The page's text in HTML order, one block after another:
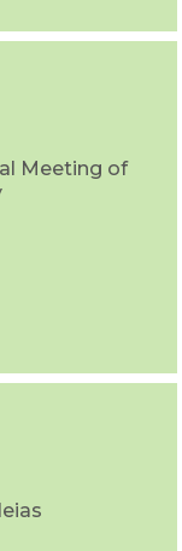
Meeting of